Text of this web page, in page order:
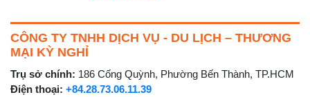
CÔNG TY TNHH DỊCH VỤ - DU LỊCH – THƯƠNG
MẠI KỲ NGHỈ
Trụ sở chính: 186 Cống Quỳnh, Phường Bến Thành, TP.HCM
Điện thoại: +84.28.73.06.11.39